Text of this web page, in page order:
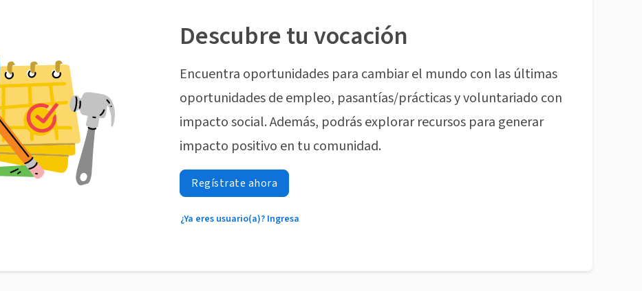
Descubre tu vocación
Encuentra oportunidades para cambiar el mundo con las últimas
oportunidades de empleo, pasantías/prácticas y voluntariado con
impacto social. Además, podrás explorar recursos para generar
impacto positivo en tu comunidad.
Regístrate ahora
¿Ya eres usuario(a)? Ingresa